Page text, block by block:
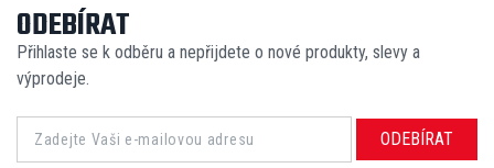
ODEBÍRAT
Přihlaste se k odběru a nepřijdete o nové produkty, slevy a
výprodeje.
ODEBÍRAT